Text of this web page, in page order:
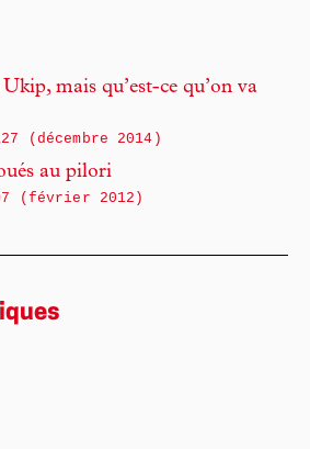
mais qu’est-ce qu’on va
(décembre 2014)
au pilori
(février 2012)